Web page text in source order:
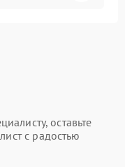
оставьте
с радостью